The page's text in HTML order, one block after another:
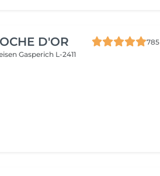
D'OR
785
Gasperich L-2411